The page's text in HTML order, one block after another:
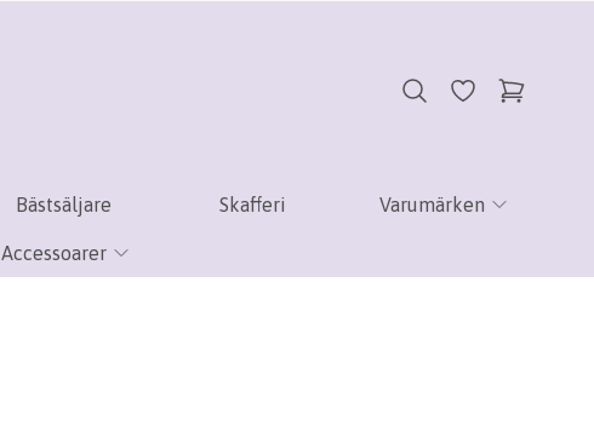
Bästsäljare Skafferi Varumärken
Accessoarer